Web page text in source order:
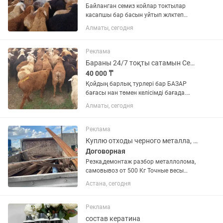
Байланган семиз койлар токтылар
касапшы бар басын уйтып жлктеп
тазалап береди халал имеется
доставка бесплатно г Алматы имеется
с выездом за бой по Исламу...
Алматы, сегодня
Реклама
Бараны 24/7 тоқты сатамын Семіз еті дәмді.г Алматы Жайлау дан түскен.
40 000 ₸
Қойдың барлық турлері бар БАЗАР
бағасы нан төмен келісімді бағада.
Келіп таңдап тірілей Алуға - Шалуға
болады Касапшы Молда бар тегін
жылдам жиіліктеп дайындап...
Алматы, сегодня
Реклама
Куплю отходы черного металла, цветного и деловой металл
Договорная
Резка,демонтаж разбор металлолома,
самовывоз от 500 Кг Точные весы
Наличка , Перечисление .
Астана, сегодня
Реклама
состав кератина